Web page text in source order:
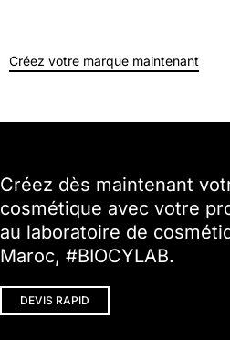
Créez votre marque maintenant
Créez dès maintenant
cosmétique avec votre
au laboratoire de
Maroc, #BIOCYLAB.
DEVIS RAPID